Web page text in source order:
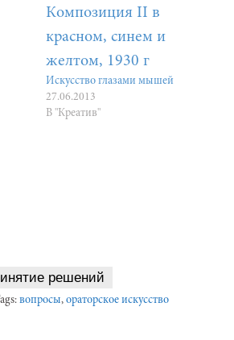
Искусство глазами мышей
27.06.2013
В "Креатив"
решений
вопросы, ораторское искусство